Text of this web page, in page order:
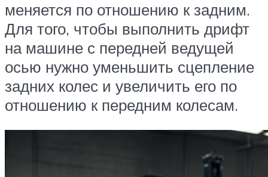
меняется по отношению к задним.
Для того, чтобы выполнить дрифт
на машине с передней ведущей
осью нужно уменьшить сцепление
задних колес и увеличить его по
отношению к передним колесам.